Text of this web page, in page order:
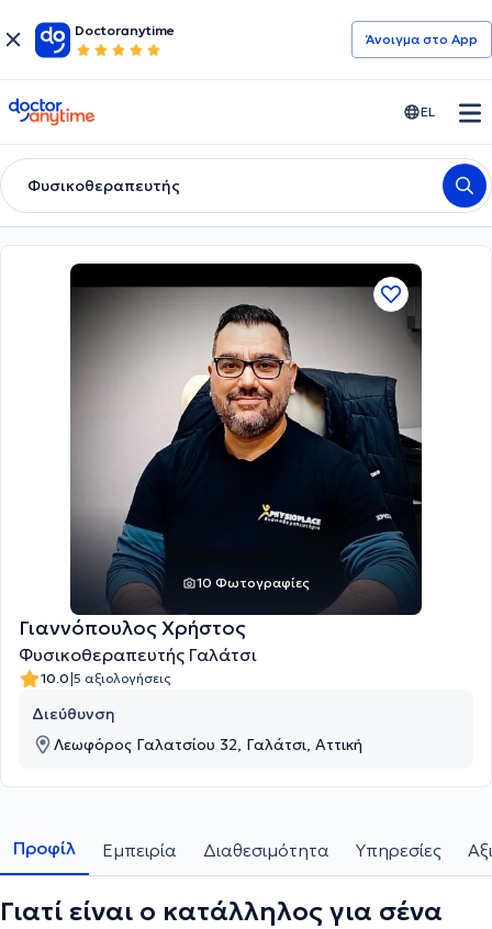
Doctoranytime
Άνοιγμα στο App
doctoranytime EL
Φυσικοθεραπευτής
10 Φωτογραφίες
Γιαννόπουλος Χρήστος
Φυσικοθεραπευτής Γαλάτσι
10.0|5 αξιολογήσεις
Διεύθυνση
Λεωφόρος Γαλατσίου 32, Γαλάτσι, Αττική
Προφίλ Εμπειρία Διαθεσιμότητα Υπηρεσίες
Γιατί είναι ο κατάλληλος για σένα